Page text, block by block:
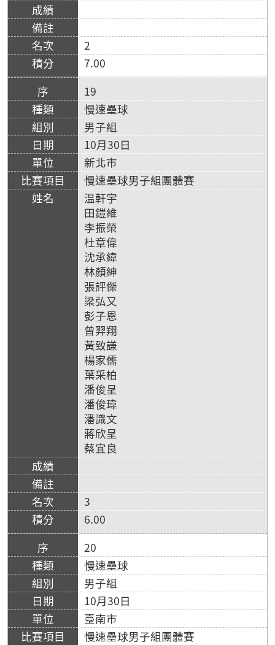
2
7.00
19
慢速壘球
男子組
10月30日
新北市
慢速壘球男子組團體賽
温軒宇
田鎧維
李振榮
杜章偉
沈承緯
林顏紳
張評傑
梁弘又
彭子恩
曾羿翔
黃致謙
楊家儒
葉采柏
潘俊呈
潘俊瑋
潘識文
蔣欣呈
蔡宜良
3
6.00
20
慢速壘球
男子組
10月30日
臺南市
慢速壘球男子組團體賽